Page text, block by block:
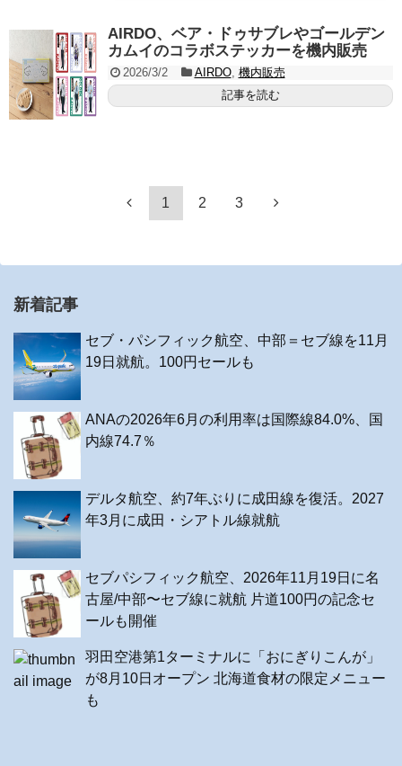
AIRDO、ベア・ドゥサブレやゴールデン
カムイのコラボステッカーを機内販売
2026/3/2 AIRDO, 機内販売
記事を読む
1 2 3
新着記事
セブ・パシフィック航空、中部＝セブ線を11月
19日就航。100円セールも
ANAの2026年6月の利用率は国際線84.0%、国
内線74.7％
デルタ航空、約7年ぶりに成田線を復活。2027
年3月に成田・シアトル線就航
セブパシフィック航空、2026年11月19日に名
古屋/中部〜セブ線に就航 片道100円の記念セ
ールも開催
羽田空港第1ターミナルに「おにぎりこんが」
が8月10日オープン 北海道食材の限定メニュー
も